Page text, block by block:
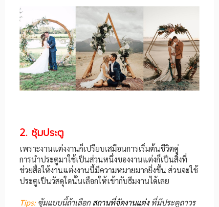
2. ซุ้มประตู
เพราะงานแต่งงานก็เปรียบเสมือนการเริ่มต้นชีวิตคู่
การนำประตูมาใช้เป็นส่วนหนึ่งของงานแต่งก็เป็นสิ่งที่
ช่วยสื่อให้งานแต่งงานนี้มีความหมายมากยิ่งขึ้น ส่วนจะใช้
ประตูเป็นวัสดุใดนั้นเลือกให้เข้ากับธีมงานได้เลย
Tips:ซุ้มแบบนี้ถ้าเลือกสถานที่จัดงานแต่งที่มีประตูถาวร